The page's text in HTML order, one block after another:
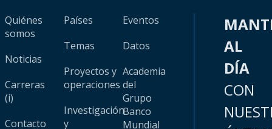
Quiénes
somos
Noticias
Carreras
(i)
Contacto
Países
Temas
Proyectos y
operaciones
Investigación
y
Eventos
Datos
Academia
del
Grupo
Banco
Mundial
AL
DÍA
CON